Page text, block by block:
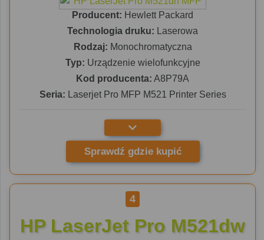
Producent: Hewlett Packard
Technologia druku: Laserowa
Rodzaj: Monochromatyczna
Typ: Urządzenie wielofunkcyjne
Kod producenta: A8P79A
Seria: Laserjet Pro MFP M521 Printer Series
Sprawdź gdzie kupić
4
HP LaserJet Pro M521dw